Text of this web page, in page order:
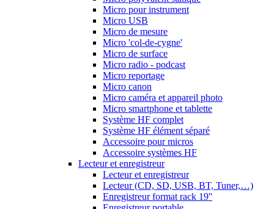
Micro pour instrument
Micro USB
Micro de mesure
Micro 'col-de-cygne'
Micro de surface
Micro radio - podcast
Micro reportage
Micro canon
Micro caméra et appareil photo
Micro smartphone et tablette
Système HF complet
Système HF élément séparé
Accessoire pour micros
Accessoire systèmes HF
Lecteur et enregistreur
Lecteur et enregistreur
Lecteur (CD, SD, USB, BT, Tuner,…)
Enregistreur format rack 19''